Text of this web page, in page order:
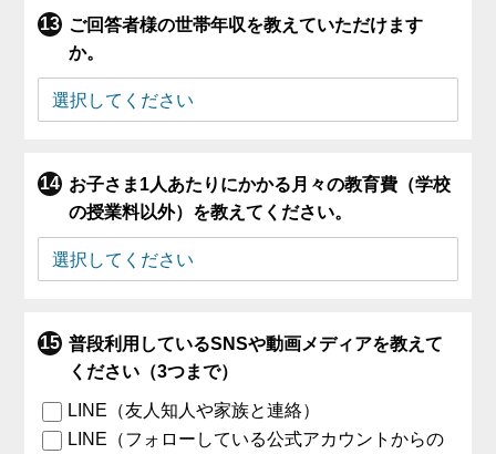
ご回答者様の世帯年収を教えていただけます
か。
お子さま1人あたりにかかる月々の教育費（学校
の授業料以外）を教えてください。
普段利用しているSNSや動画メディアを教えて
ください（3つまで）
LINE（友人知人や家族と連絡）
LINE（フォローしている公式アカウントからの